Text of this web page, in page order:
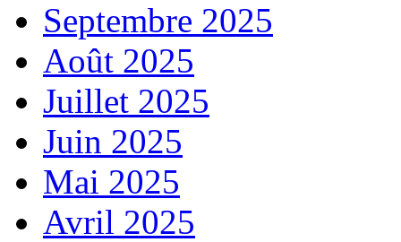
Septembre 2025
Août 2025
Juillet 2025
Juin 2025
Mai 2025
Avril 2025